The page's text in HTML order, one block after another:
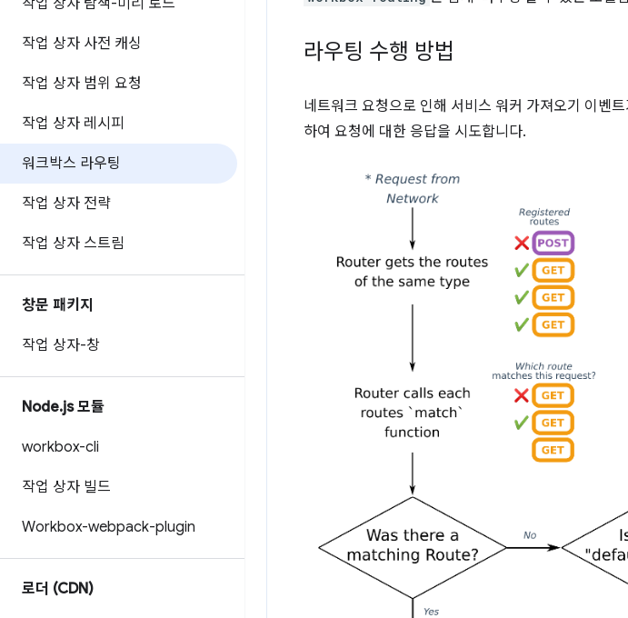
작업 상자 탐색-미리 로드
작업 상자 사전 캐싱
작업 상자 범위 요청
작업 상자 레시피
워크박스 라우팅
작업 상자 전략
작업 상자 스트림
창문 패키지
작업 상자-창
Node.js 모듈
workbox-cli
작업 상자 빌드
Workbox-webpack-plugin
로더 (CDN)
라우팅 수행 방법
네트워크 요청으로 인해 서비스 워커 가져오기 이벤
하여 요청에 대한 응답을 시도합니다.